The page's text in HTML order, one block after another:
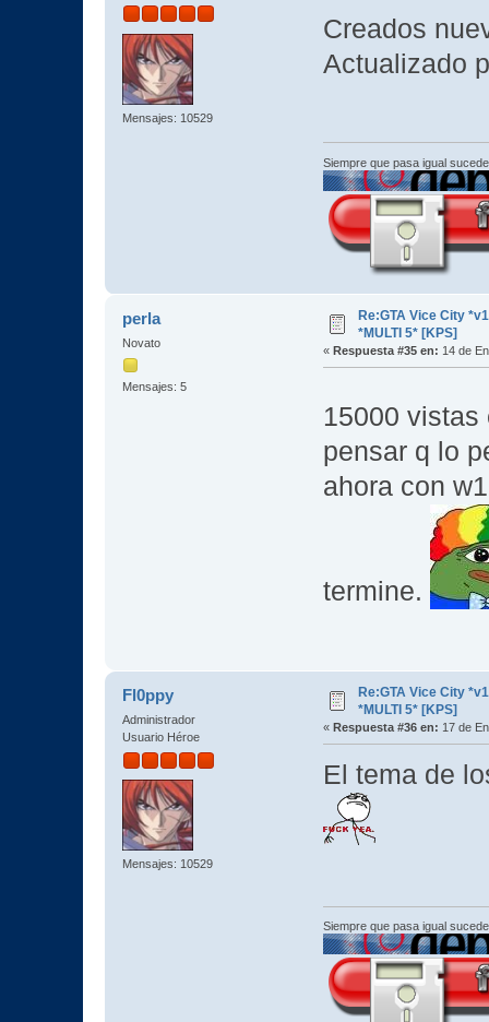
Mensajes: 10529
Creados
Actualizado
Siempre que pasa igual
perla
Novato
Mensajes: 5
Re:GTA Vice City
*MULTI 5* [KPS]
« Respuesta #35 en: 14 de
15000
pensar q lo
ahora con
termine.
Fl0ppy
Administrador
Usuario Héroe
Mensajes: 10529
Re:GTA Vice City
*MULTI 5* [KPS]
« Respuesta #36 en: 17 de
El tema de
Siempre que pasa igual